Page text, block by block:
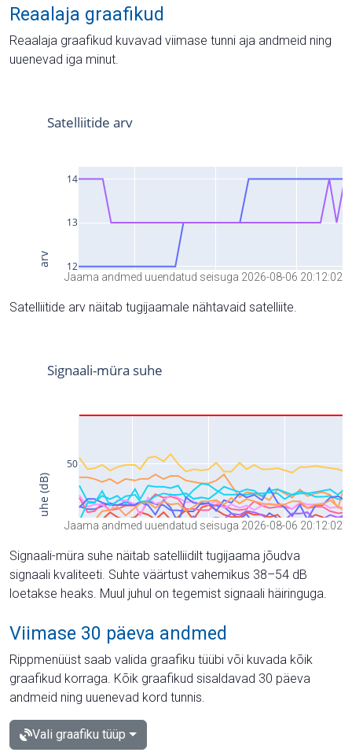
Reaalaja graafikud
Reaalaja graafikud kuvavad viimase tunni aja andmeid ning
uuenevad iga minut.
Jaama andmed uuendatud seisuga 2026-08-06 20:12:02
Satelliitide arv näitab tugijaamale nähtavaid satelliite.
Jaama andmed uuendatud seisuga 2026-08-06 20:12:02
Signaali-müra suhe näitab satelliidilt tugijaama jõudva
signaali kvaliteeti. Suhte väärtust vahemikus 38–54 dB
loetakse heaks. Muul juhul on tegemist signaali häiringuga.
Viimase 30 päeva andmed
Rippmenüüst saab valida graafiku tüübi või kuvada kõik
graafikud korraga. Kõik graafikud sisaldavad 30 päeva
andmeid ning uuenevad kord tunnis.
Vali graafiku tüüp